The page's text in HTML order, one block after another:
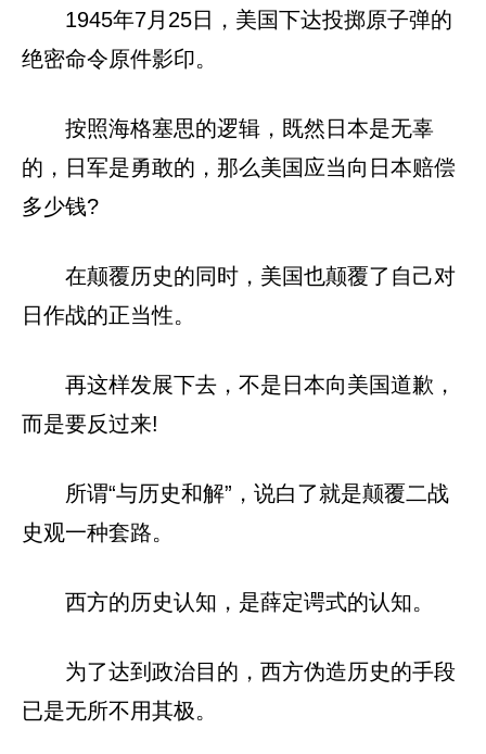
1945年7月25日，美国下达投掷原子弹的
绝密命令原件影印。
按照海格塞思的逻辑，既然日本是无辜
的，日军是勇敢的，那么美国应当向日本赔偿
多少钱?
在颠覆历史的同时，美国也颠覆了自己对
日作战的正当性。
再这样发展下去，不是日本向美国道歉，
而是要反过来!
所谓“与历史和解”，说白了就是颠覆二战
史观一种套路。
西方的历史认知，是薛定谔式的认知。
为了达到政治目的，西方伪造历史的手段
已是无所不用其极。